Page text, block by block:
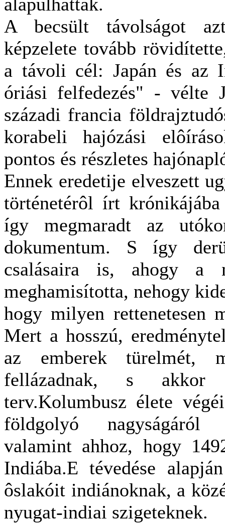
A becsült távolságot
képzelete tovább
a távoli cél: Japán és az
óriási felfedezés" - vélte
századi francia
korabeli hajózási
pontos és részletes
Ennek eredetije elveszett
történetérôl írt
így megmaradt az
dokumentum. S így
csalásaira is, ahogy a
meghamisította, nehogy
hogy milyen rettenetesen
Mert a hosszú,
az emberek türelmét,
fellázadnak, s akkor
terv.Kolumbusz élete
földgolyó nagyságáról
valamint ahhoz, hogy
Indiába.E tévedése
ôslakóit indiánoknak, a
nyugat-indiai szigeteknek.